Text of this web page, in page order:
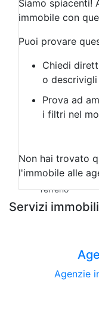
Attività/
Azienda Agricola
Bar/Ristorante
Albergo
Laboratorio
Negozio/
Agriturismo
Magazzini
Qualsiasi
Terreno
Terreno
Siamo spiacenti!
immobile con
Puoi provare
Chiedi
o
Prova ad
i filtri nel
Non hai trovato
l'immobile alle
Servizi
Agenzie